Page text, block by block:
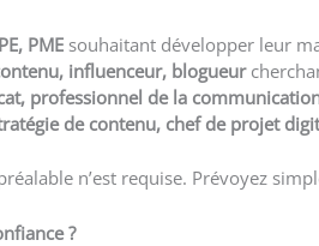
PME souhaitant développer leur
influenceur, blogueur
professionnel de la
de contenu, chef de projet
n’est requise. Prévoyez
?